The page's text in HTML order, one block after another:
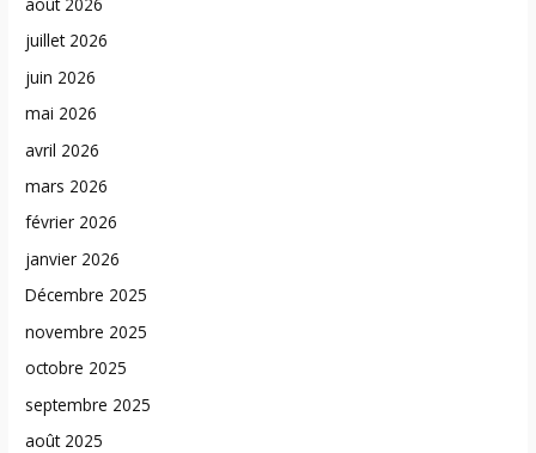
juillet 2026
juin 2026
mai 2026
avril 2026
mars 2026
février 2026
janvier 2026
Décembre 2025
novembre 2025
octobre 2025
septembre 2025
août 2025